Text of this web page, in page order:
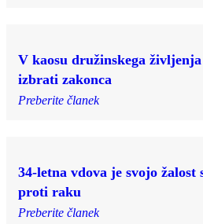
V kaosu družinskega
izbrati zakonca
Preberite članek
34-letna vdova je svojo žalost
proti raku
Preberite članek